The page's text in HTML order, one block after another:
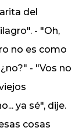
del
- "Oh,
no es como
- "Vos no
ya sé", dije.
cosas